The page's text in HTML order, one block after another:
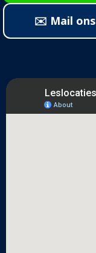
✉️ Mail ons